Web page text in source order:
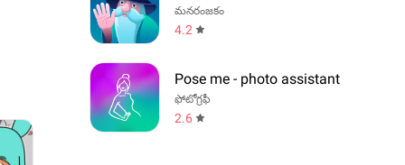
మనరంజకం
4.2
Pose me - photo assistant
ఫోటోగ్రఫీ
2.6